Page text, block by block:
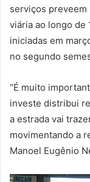
serviços preveem
viária ao longo de
iniciadas em
no segundo
“É muito
investe distribui
a estrada vai
movimentando a
Manoel Eugênio